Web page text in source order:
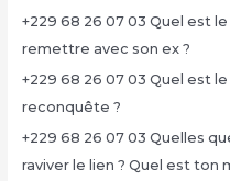
+229 68 26 07 03 Quel est
remettre avec son ex ?
+229 68 26 07 03 Quel est
reconquête ?
+229 68 26 07 03 Quelles
raviver le lien ? Quel est ton